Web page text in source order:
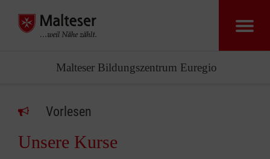
Malteser Bildungszentrum Euregio
Vorlesen
Unsere Kurse